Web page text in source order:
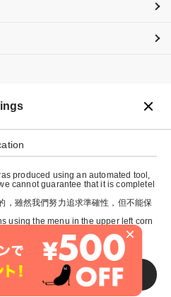
×
produced using an automated tool,
cannot guarantee that it is completel
，雖然我們努力追求準確性，但不能保
using the menu in the upper left corn
選項。
SAVE